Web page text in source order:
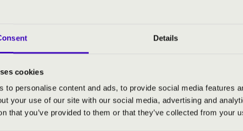
Details
cookies
to personalise content and ads, to provide social media features
your use of our site with our social media, advertising and
that you’ve provided to them or that they’ve collected from your
ÉS JEGYÁRAK